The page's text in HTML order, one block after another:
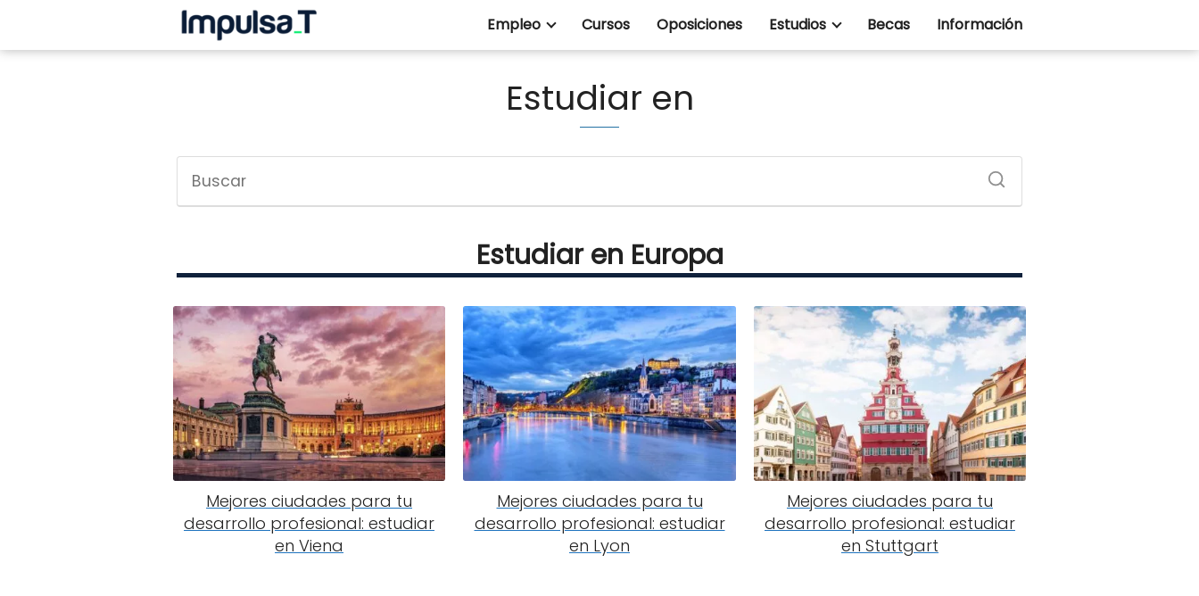
Empleo Cursos Oposiciones Estudios Becas Información
Estudiar en
Estudiar en Europa
Mejores ciudades para tu
desarrollo profesional: estudiar
en Viena
Mejores ciudades para tu
desarrollo profesional: estudiar
en Lyon
Mejores ciudades para tu
desarrollo profesional: estudiar
en Stuttgart